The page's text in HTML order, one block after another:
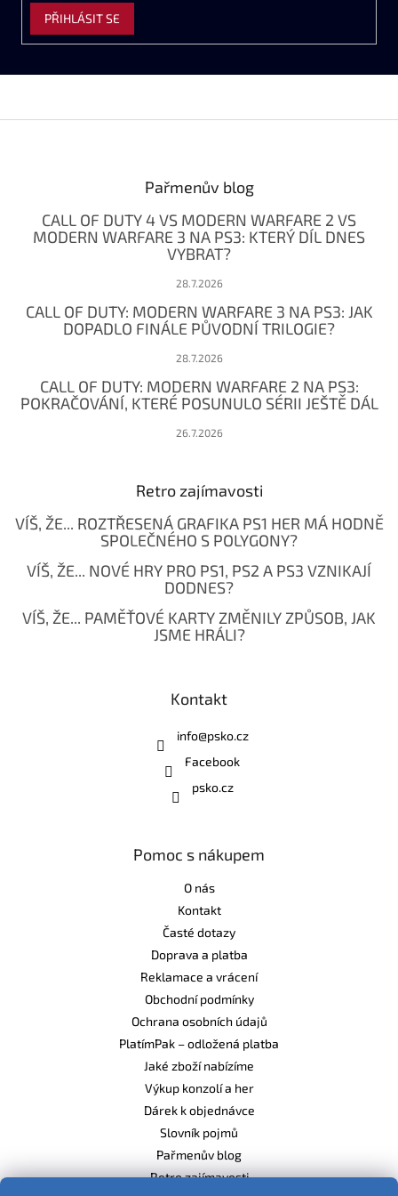
PŘIHLÁSIT SE
Pařmenův blog
CALL OF DUTY 4 VS MODERN WARFARE 2 VS
MODERN WARFARE 3 NA PS3: KTERÝ DÍL DNES
VYBRAT?
28.7.2026
CALL OF DUTY: MODERN WARFARE 3 NA PS3: JAK
DOPADLO FINÁLE PŮVODNÍ TRILOGIE?
28.7.2026
CALL OF DUTY: MODERN WARFARE 2 NA PS3:
POKRAČOVÁNÍ, KTERÉ POSUNULO SÉRII JEŠTĚ DÁL
26.7.2026
Retro zajímavosti
VÍŠ, ŽE... ROZTŘESENÁ GRAFIKA PS1 HER MÁ HODNĚ
SPOLEČNÉHO S POLYGONY?
VÍŠ, ŽE... NOVÉ HRY PRO PS1, PS2 A PS3 VZNIKAJÍ
DODNES?
VÍŠ, ŽE... PAMĚŤOVÉ KARTY ZMĚNILY ZPŮSOB, JAK
JSME HRÁLI?
Kontakt
info@psko.cz
Facebook
psko.cz
Pomoc s nákupem
O nás
Kontakt
Časté dotazy
Doprava a platba
Reklamace a vrácení
Obchodní podmínky
Ochrana osobních údajů
PlatímPak – odložená platba
Jaké zboží nabízíme
Výkup konzolí a her
Dárek k objednávce
Slovník pojmů
Pařmenův blog
Retro zajímavosti